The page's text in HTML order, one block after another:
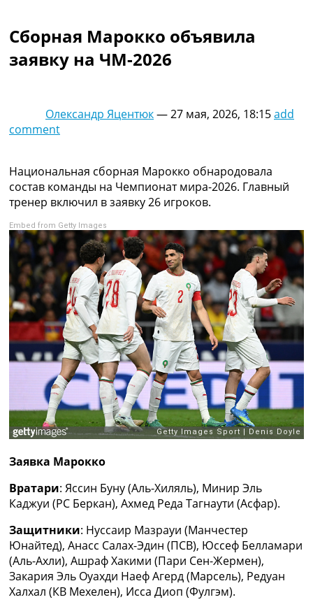
Чемпионат Мира
Украина. Премьер-Лига
Украина. Первая Лига
Испания. Ла Лига
Таблицы групп Чемпионата Мира
Украина. Премьер-Лига
Украина. Первая Лига
Лига Чемпионов. Таблицы групп
Англия. Премьер-Лига
Испания. Ла Лига
Все таблицы >>>
Рейтинги
Рейтинг стран УЕФА
Рейтинг клубов УЕФА
Рейтинг ФИФА
ТВ программа
RU
UA
Categories
Главная
Видео
Трансферы
Новости футбола Украины
Последние комментарии
Конкурс прогнозов
Логин
Рейтинги
Правила
Коллективный прогноз
Сборная Марокко объявила
заявку на ЧМ-2026
Олександр Яцентюк—27 мая, 2026, 18:15add
comment
Национальная сборная Марокко обнародовала
состав команды на Чемпионат мира-2026. Главный
тренер включил в заявку 26 игроков.
Embed from Getty Images
Заявка Марокко
Вратари: Яссин Буну (Аль-Хиляль), Минир Эль
Каджуи (РС Беркан), Ахмед Реда Тагнаути (Асфар).
Защитники: Нуссаир Мазрауи (Манчестер
Юнайтед), Анасс Салах-Эдин (ПСВ), Юссеф Белламари
(Аль-Ахли), Ашраф Хакими (Пари Сен-Жермен),
Закария Эль Оуахди Наеф Агерд (Марсель), Редуан
Халхал (КВ Мехелен), Исса Диоп (Фулгэм).